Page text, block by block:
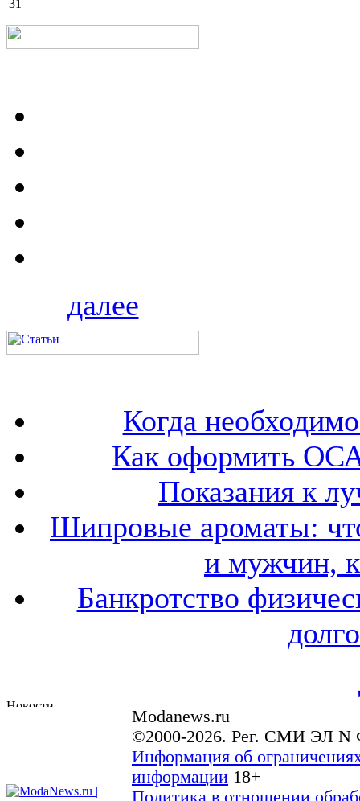
31
далее
Когда
Как оформить
Показания к
Шипровые ароматы:
и мужчин,
Банкротство
Modanews.ru
©2000-2026. Рег. СМИ ЭЛ N
Информация об
информации 18+
Политика в отношении